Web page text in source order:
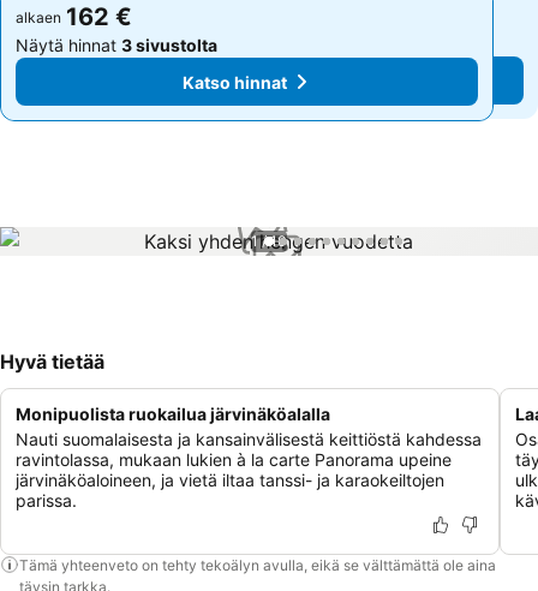
alkaen 162 €
Näytä hinnat 3 sivustolta
Katso hinnat
alkaen 162 €
Näytä hinnat 3 sivustolta
Katso hinnat
1 / 10
Hyvä tietää
Monipuolista ruokailua järvinäköalalla
Nauti suomalaisesta ja kansainvälisestä keittiöstä kahdessa
ravintolassa, mukaan lukien à la carte Panorama upeine
järvinäköaloineen, ja vietä iltaa tanssi- ja karaokeiltojen
parissa.
Tämä yhteenveto on tehty tekoälyn avulla, eikä se välttämättä ole aina
täysin tarkka.